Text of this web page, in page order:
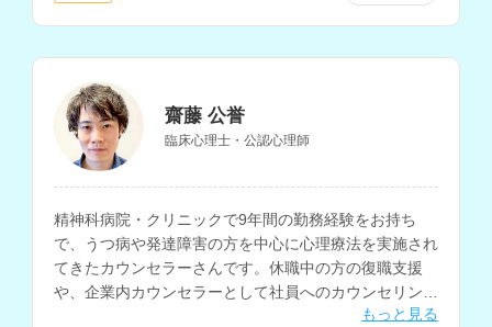
齋藤 公誉
臨床心理士・公認心理師
精神科病院・クリニックで9年間の勤務経験をお持ち
で、うつ病や発達障害の方を中心に心理療法を実施され
てきたカウンセラーさんです。休職中の方の復職支援
や、企業内カウンセラーとして社員へのカウンセリング
経験もお持ちで、メンタルヘルス、仕事関係の相談を得
もっと見る